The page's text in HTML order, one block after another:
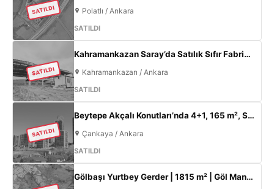
SATILDI Polatlı / Ankara
SATILDI
SATILDI
Kahramankazan Saray’da Satılık Sıfır Fabrika | 11 m Tavan | 200 KW
Kahramankazan / Ankara
SATILDI
SATILDI
Beytepe Akçalı Konutları’nda 4+1, 165 m², Sıfır Lüks Daire | Site İçi, Otoparklı, Takasa Uygun
Çankaya / Ankara
SATILDI
Gölbaşı Yurtbey Gerder | 1815 m² | Göl Manzaralı | TOKİ Yakını Yatırımlık Arazi